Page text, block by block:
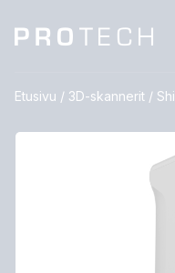
Etusivu / 3D-skannerit /